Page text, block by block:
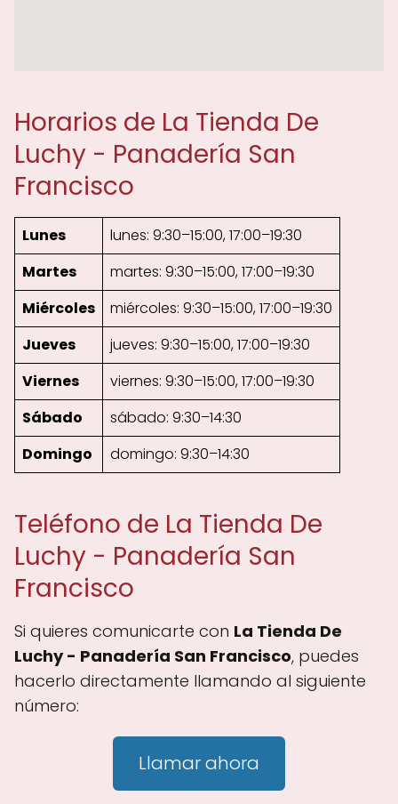
Horarios de La Tienda De
Luchy - Panadería San
Francisco
Lunes
lunes: 9:30–15:00, 17:00–19:30
Martes
martes: 9:30–15:00, 17:00–19:30
Miércoles
miércoles: 9:30–15:00, 17:00–19:30
Jueves
jueves: 9:30–15:00, 17:00–19:30
Viernes
viernes: 9:30–15:00, 17:00–19:30
Sábado
sábado: 9:30–14:30
Domingo
domingo: 9:30–14:30
Teléfono de La Tienda De
Luchy - Panadería San
Francisco
Si quieres comunicarte con La Tienda De
Luchy - Panadería San Francisco, puedes
hacerlo directamente llamando al siguiente
número:
Llamar ahora